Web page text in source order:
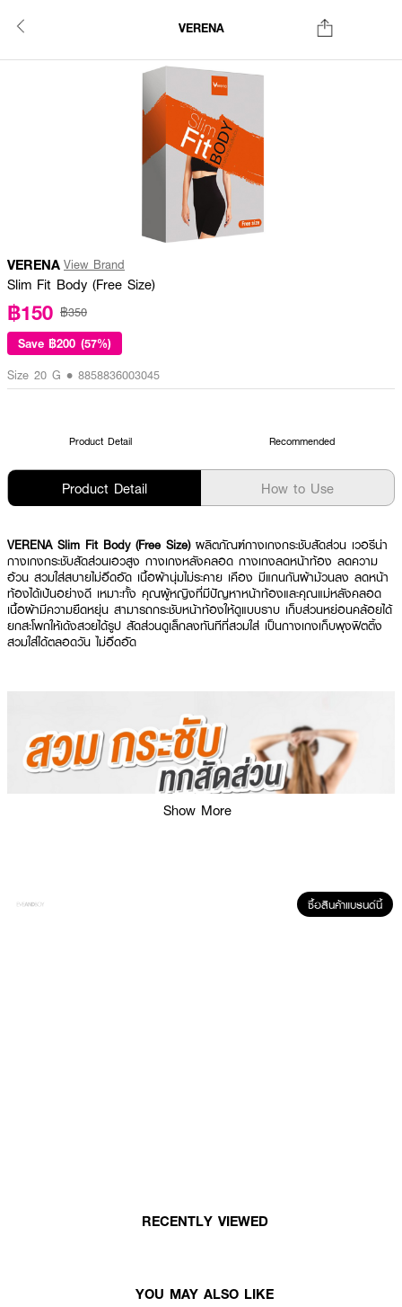
VERENA
VERENA View Brand
Slim Fit Body (Free Size)
฿150 ฿350
Save ฿200 (57%)
Size 20 G • 8858836003045
Product Detail Recommended
Product Detail How to Use
VERENA Slim Fit Body (Free Size) ผลิตภัณฑ์กางเกงกระชับสัดส่วน เวอรีน่า
กางเกงกระชับสัดส่วนเอวสูง กางเกงหลังคลอด กางเกงลดหน้าท้อง ลดความ
อ้วน สวมใส่สบายไม่อึดอัด เนื้อผ้านุ่มไม่ระคาย เคือง มีแกนกันผ้าม้วนลง ลดหน้า
ท้องได้เป้นอย่างดี เหมาะทั้ง คุณผู้หญิงที่มีปัญหาหน้าท้องและคุณแม่หลังคลอด
เนื้อผ้ามีความยืดหยุ่น สามารถกระชับหน้าท้องให้ดูแบบราบ เก็บส่วนหย่อนคล้อยได้
ยกสะโพกให้เด้งสวยได้รูป สัดส่วนดูเล็กลงทันทีที่สวมใส่ เป็นกางเกงเก็บพุงฟิตติ้ง
สวมใส่ได้ตลอดวัน ไม่อึดอัด
ทำให้บุคลิกดูสง่า ยังช่วยเร่งการเผาผลาญไขมันส่วนเกินได้อีกด้วย
Show More
ซื้อสินค้าแบรนด์นี้
RECENTLY VIEWED
YOU MAY ALSO LIKE